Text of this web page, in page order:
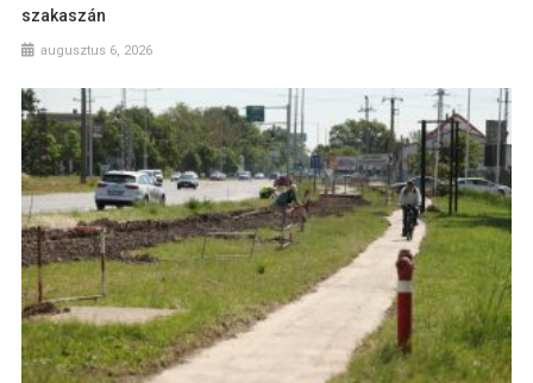
szakaszán
augusztus 6, 2026